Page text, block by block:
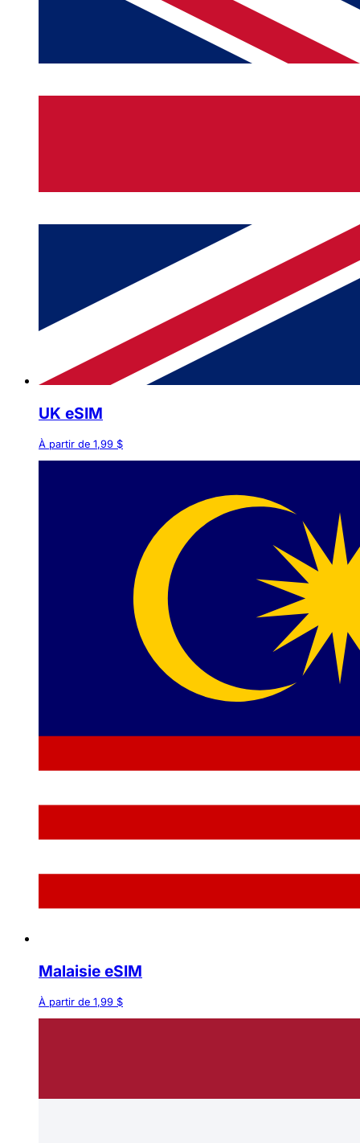
UK eSIM
À partir de 1,99 $
Malaisie eSIM
À partir de 1,99 $